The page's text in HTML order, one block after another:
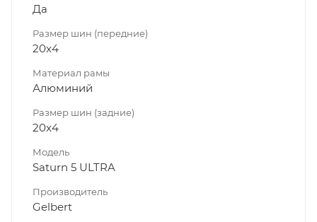
Да
Размер шин (передние)
20x4
Материал рамы
Алюминий
Размер шин (задние)
20x4
Модель
Saturn 5 ULTRA
Производитель
Gelbert